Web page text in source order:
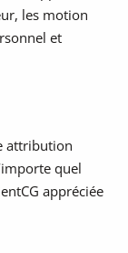
les motion
et
attribution
quel
appréciée